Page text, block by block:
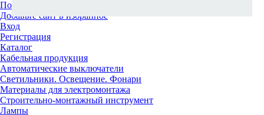
Поставщикам
Добавьте сайт в избранное
Вход
Регистрация
Каталог
Кабельная продукция
Автоматические выключатели
Светильники. Освещение. Фонари
Материалы для электромонтажа
Строительно-монтажный инструмент
Лампы